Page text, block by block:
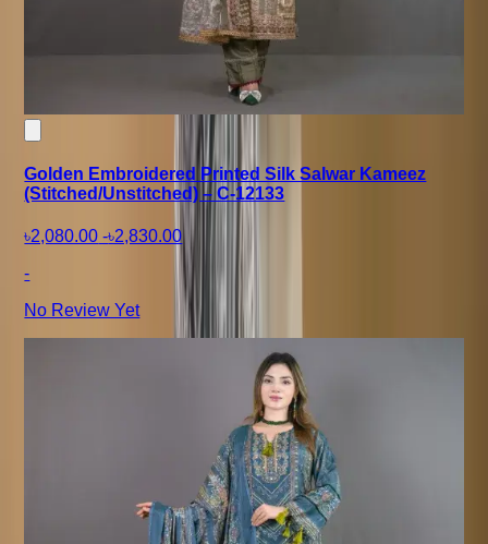
Golden Embroidered Printed Silk Salwar Kameez
(Stitched/Unstitched) – C-12133
৳2,080.00 -৳2,830.00
-
No Review Yet